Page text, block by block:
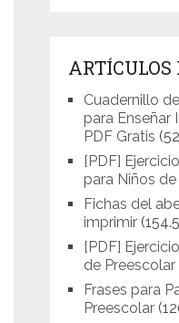
ARTÍCULOS
Cuadernillo
para Enseñar
PDF Gratis
[PDF]
para Niños
Fichas del
imprimir
[PDF]
de Preescolar
Frases para
Preescolar